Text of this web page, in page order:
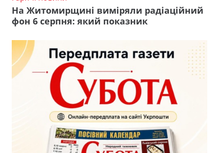
На Житомирщині виміряли радіаційний
фон 6 серпня: який показник